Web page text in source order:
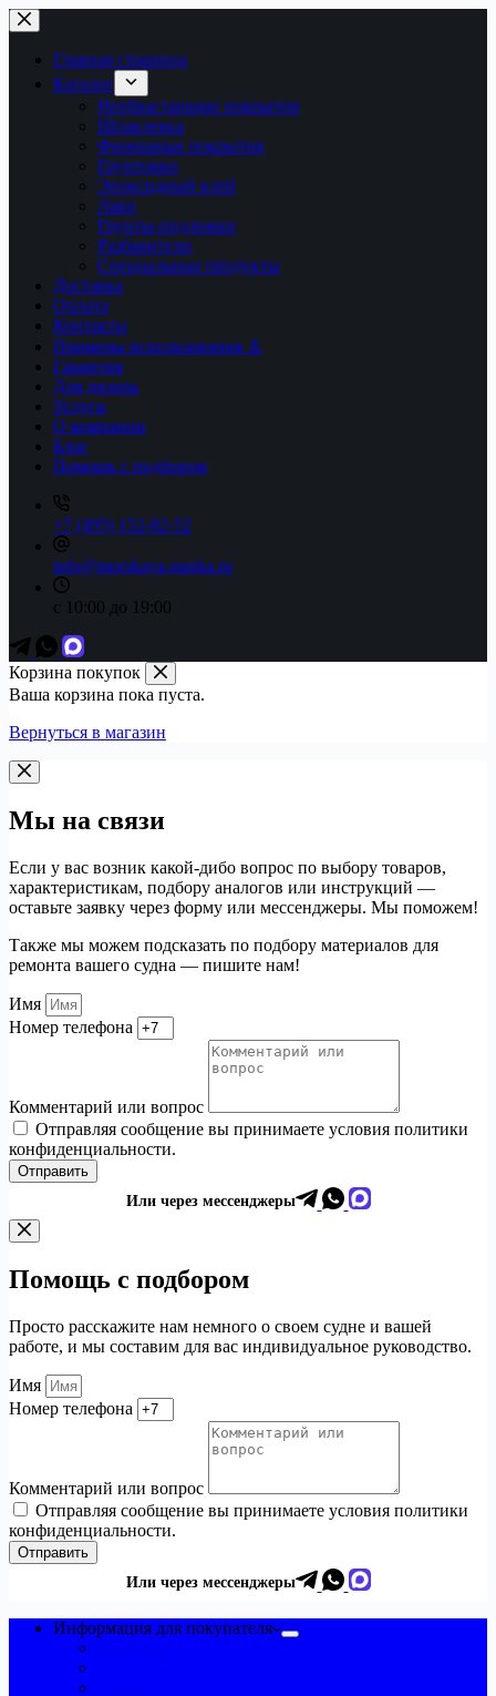
Перейти
к
сути
Главная страница
Каталог
Необрастающие покрытия
Шпаклевка
Финишные покрытия
Грунтовки
Эпоксидный клей
Лаки
Грунты-подложки
Разбавители
Специальные продукты
Доставка
Оплата
Контакты
Примеры использования ⚓
Гарантия
Для дилера
Услуги
О компании
Блог
Помощь с подбором
+7 (495) 152-82-52
info@morskaya-marka.ru
с 10:00 до 19:00
Корзина покупок
Ваша корзина пока пуста.
Вернуться в магазин
Мы на связи
Если у вас возник какой-дибо вопрос по выбору товаров,
характеристикам, подбору аналогов или инструкций —
оставьте заявку через форму или мессенджеры. Мы поможем!
Также мы можем подсказать по подбору материалов для
ремонта вашего судна — пишите нам!
Имя
Номер телефона
Комментарий или вопрос
Отправляя сообщение вы принимаете условия политики
конфиденциальности.
Отправить
Или через мессенджеры
Помощь с подбором
Просто расскажите нам немного о своем судне и вашей
работе, и мы составим для вас индивидуальное руководство.
Имя
Номер телефона
Комментарий или вопрос
Отправляя сообщение вы принимаете условия политики
конфиденциальности.
Отправить
Или через мессенджеры
Информация для покупателя